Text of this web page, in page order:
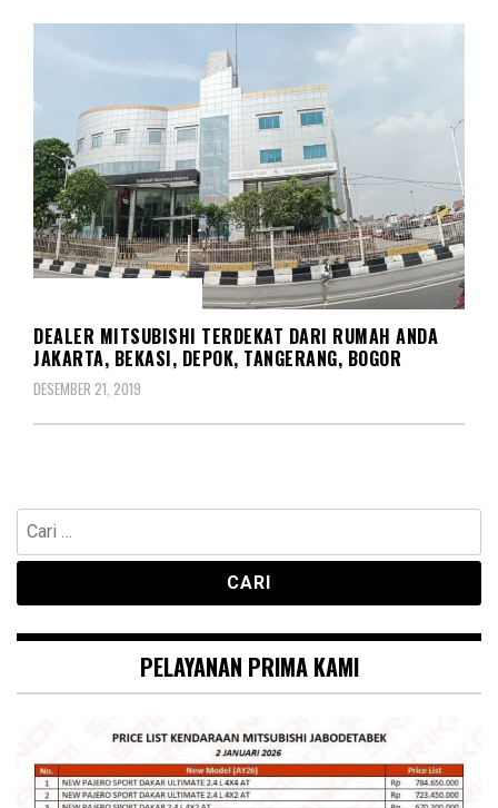
DEALER MITSUBISHI TERDEKAT DARI RUMAH ANDA
JAKARTA, BEKASI, DEPOK, TANGERANG, BOGOR
DESEMBER 21, 2019
Cari
untuk:
PELAYANAN PRIMA KAMI